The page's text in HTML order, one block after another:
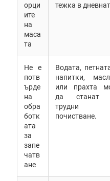
орци
ите
на
маса
та
тежка в
Не е
потв
ърде
на
обра
ботк
ата
за
запе
чатв
ане
Водата,
напитки,
или прахта
да станат
трудни
почистване.